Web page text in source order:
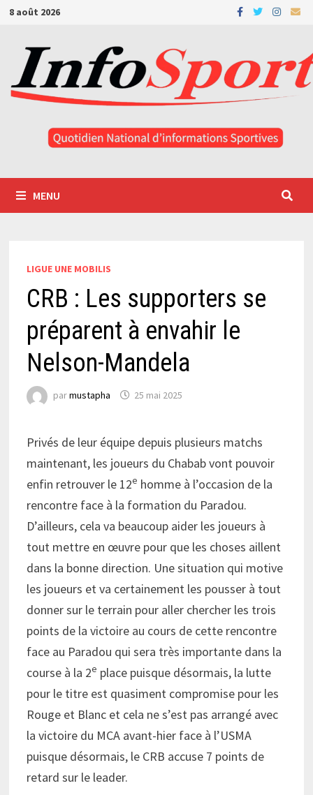
Passer
contenu
8 août 2026
MENU
LIGUE UNE MOBILIS
CRB : Les supporters se
préparent à envahir le
Nelson-Mandela
parmustapha 25 mai 2025
Privés de leur équipe depuis plusieurs matchs
maintenant, les joueurs du Chabab vont pouvoir
enfin retrouver le 12e homme à l’occasion de la
rencontre face à la formation du Paradou.
D’ailleurs, cela va beaucoup aider les joueurs à
tout mettre en œuvre pour que les choses aillent
dans la bonne direction. Une situation qui motive
les joueurs et va certainement les pousser à tout
donner sur le terrain pour aller chercher les trois
points de la victoire au cours de cette rencontre
face au Paradou qui sera très importante dans la
course à la 2e place puisque désormais, la lutte
pour le titre est quasiment compromise pour les
Rouge et Blanc et cela ne s’est pas arrangé avec
la victoire du MCA avant-hier face à l’USMA
puisque désormais, le CRB accuse 7 points de
retard sur le leader.